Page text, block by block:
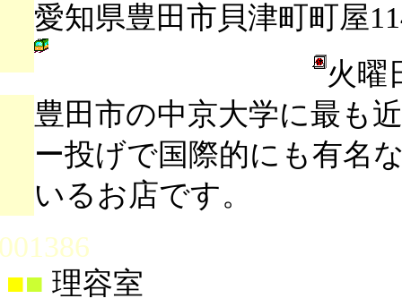
愛知県豊田市貝津町町屋
火曜
豊田市の中京大学に最も
ー投げで国際的にも有名
いるお店です。
■ 理容室